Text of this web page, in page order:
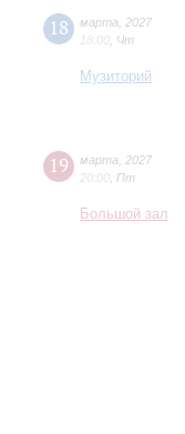
18 марта
2027
18:00 Чт
Музиторий
19 марта
2027
20:00 Пт
Большой зал